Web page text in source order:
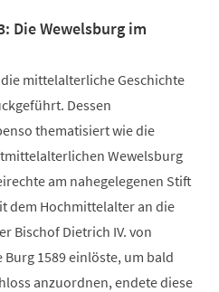
Die Wewelsburg im
mittelalterliche Geschichte
Dessen
thematisiert wie die
Wewelsburg
am nahegelegenen Stift
dem Hochmittelalter an die
Bischof Dietrich IV. von
1589 einlöste, um bald
anzuordnen, endete diese